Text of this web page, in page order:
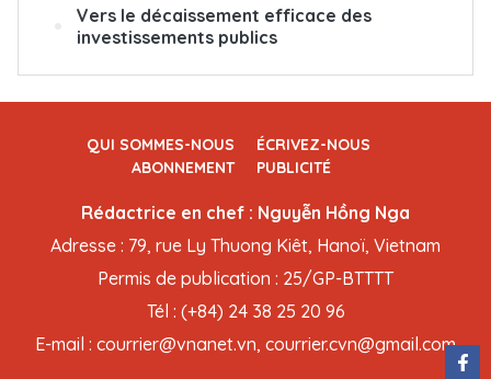
Vers le décaissement efficace des
investissements publics
QUI SOMMES-NOUS
ÉCRIVEZ-NOUS
ABONNEMENT
PUBLICITÉ
Rédactrice en chef : Nguyễn Hồng Nga
Adresse : 79, rue Ly Thuong Kiêt, Hanoï, Vietnam
Permis de publication : 25/GP-BTTTT
Tél : (+84) 24 38 25 20 96
E-mail : courrier@vnanet.vn, courrier.cvn@gmail.com